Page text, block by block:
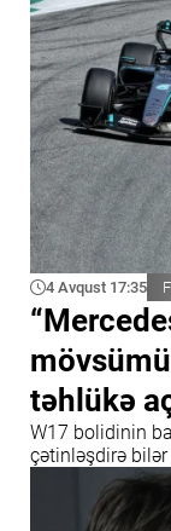
4 Avqust 17:35
təhlükə
W17 bolidinin
çətinləşdirə bilər